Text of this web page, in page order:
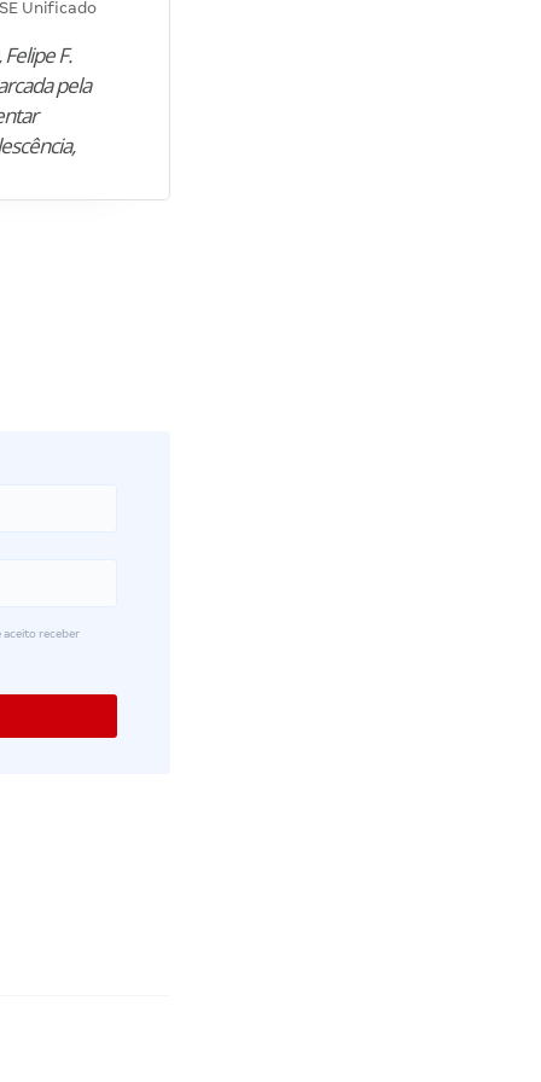
Unificado
Felipe F.
pela
aceito receber